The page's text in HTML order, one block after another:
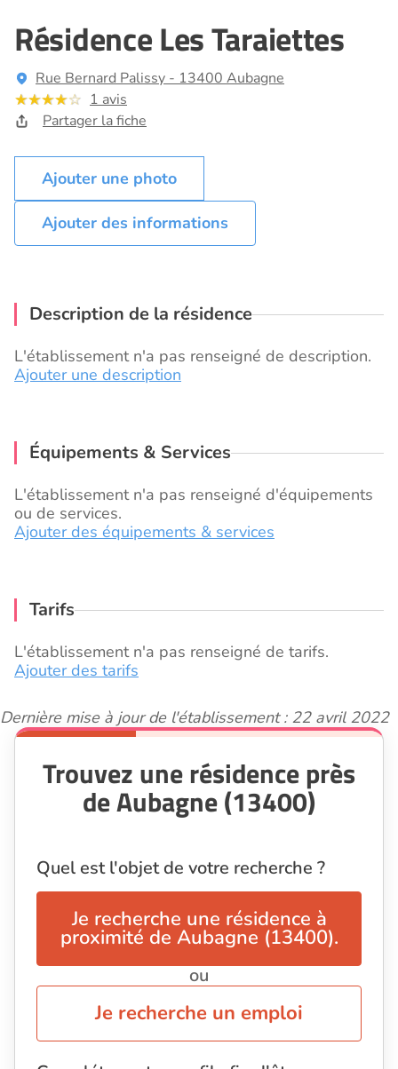
Résidence Les Taraiettes
Rue Bernard Palissy - 13400 Aubagne
1 avis
Partager la fiche
Ajouter des informations
Description de la résidence
L'établissement n'a pas renseigné de description.
Ajouter une description
Équipements & Services
L'établissement n'a pas renseigné d'équipements
ou de services.
Ajouter des équipements & services
Tarifs
L'établissement n'a pas renseigné de tarifs.
Ajouter des tarifs
Dernière mise à jour de l'établissement : 22 avril 2022
Trouvez une résidence près
de Aubagne (13400)
Quel est l'objet de votre recherche ?
Je recherche une résidence à
proximité de Aubagne (13400).
ou
Je recherche un emploi